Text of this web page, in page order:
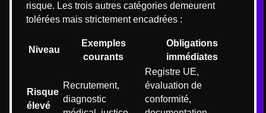
risque. Les trois autres catégories demeurent
tolérées mais strictement encadrées :
Niveau
Exemples
courants
Obligations
immédiates
Risque
élevé
Recrutement,
diagnostic
Registre UE,
évaluation de
conformité,